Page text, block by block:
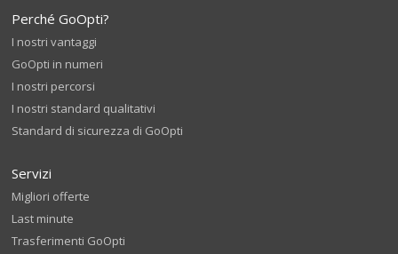
Perché GoOpti?
I nostri vantaggi
GoOpti in numeri
I nostri percorsi
I nostri standard qualitativi
Standard di sicurezza di GoOpti
Servizi
Migliori offerte
Last minute
Trasferimenti GoOpti